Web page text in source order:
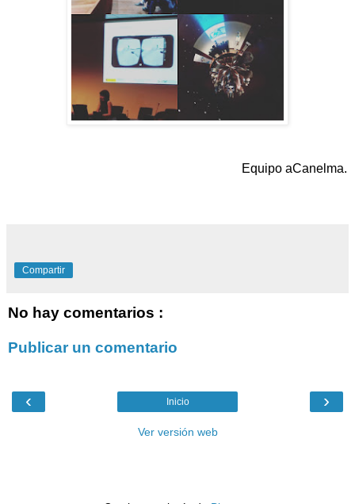
Equipo aCanelma.
Compartir
No hay comentarios :
Publicar un comentario
‹ ›
Inicio
Ver versión web